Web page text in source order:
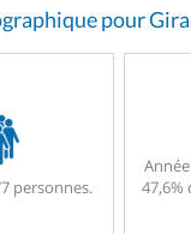
pour
personnes.
47,6%